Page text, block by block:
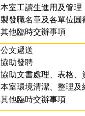
本室工讀生進用及管理
製發職名章及各單位圓
其他臨時交辦事項
公文遞送
協助發聘
協助文書處理、表格、
本室環境清潔、整理及
其他臨時交辦事項